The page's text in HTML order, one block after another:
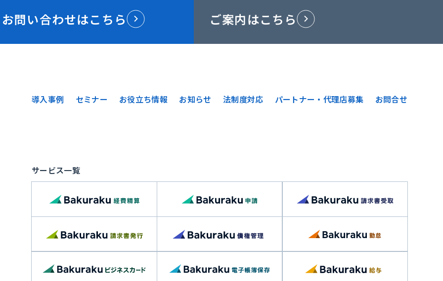
お問い合わせはこちら ご案内はこちら
導入事例 セミナー お役立ち情報 お知らせ 法制度対応 パートナー・代理店募集 お問合せ
サービス一覧